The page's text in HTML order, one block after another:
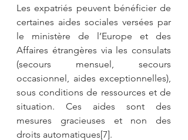
Les expatriés peuvent bénéficier de
certaines aides sociales versées par
le ministère de l’Europe et des
Affaires étrangères via les consulats
(secours mensuel, secours
occasionnel, aides exceptionnelles),
sous conditions de ressources et de
situation. Ces aides sont des
mesures gracieuses et non des
droits automatiques[7].